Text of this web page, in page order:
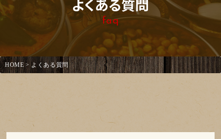
よくある質問
faq
HOME > よくある質問